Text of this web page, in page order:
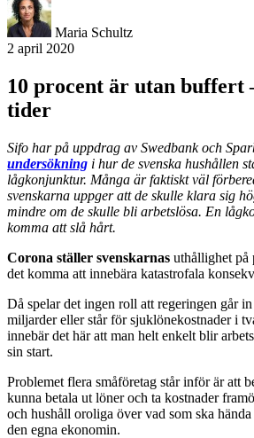
Maria Schultz
2 april 2020
10 procent är utan buffert
tider
Sifo har på uppdrag av Swedbank och
undersökning i hur de svenska hushållen
lågkonjunktur. Många är faktiskt väl
svenskarna uppger att de skulle klara sig
mindre om de skulle bli arbetslösa. En
komma att slå hårt.
Corona ställer svenskarnas uthållighet på
det komma att innebära katastrofala
Då spelar det ingen roll att regeringen går
miljarder eller står för sjuklönekostnader i
innebär det här att man helt enkelt blir
sin start.
Problemet flera småföretag står inför är att
kunna betala ut löner och ta kostnader
och hushåll oroliga över vad som ska
den egna ekonomin.